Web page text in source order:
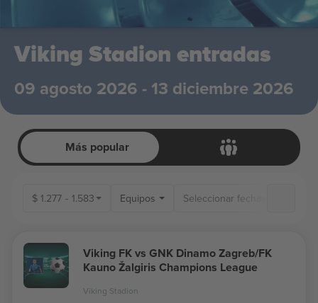
Viking Stadion entradas
09 agosto 2026 - 13 diciembre 2026
Más popular
$ 1.277 - 1.583 Equipos
Viking FK vs GNK Dinamo Zagreb/FK
Kauno Žalgiris Champions League
Viking Stadion